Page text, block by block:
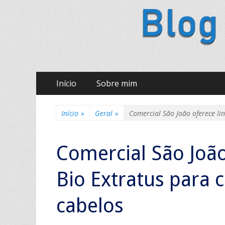
Menu principal
para
conteúdo
Início Sobre mim
Início » Geral » Comercial São João oferece
Comercial São
Bio Extratus para
cabelos